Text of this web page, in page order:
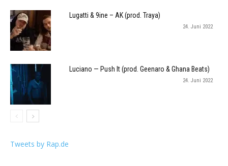
Lugatti & 9ine – AK (prod. Traya)
24. Juni 2022
Luciano — Push It (prod. Geenaro & Ghana Beats)
24. Juni 2022
Tweets by Rap.de